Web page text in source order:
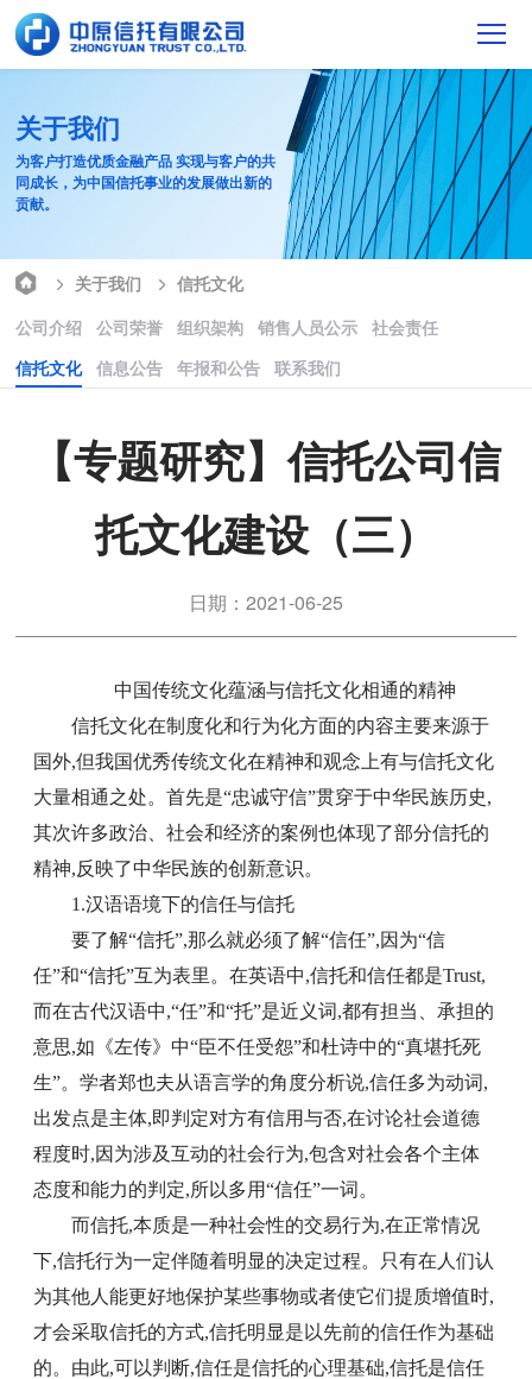
关于我们
为客户打造优质金融产品 实现与客户的共
同成长，为中国信托事业的发展做出新的
贡献。
关于我们
信托文化
公司介绍
公司荣誉 组织架构 销售人员公示
社会责任
信托文化 信息公告 年报和公告 联系我们
【专题研究】信托公司信
托文化建设（三）
日期：2021-06-25
中国传统文化蕴涵与信托文化相通的精神
信托文化在制度化和行为化方面的内容主要来源于
国外,但我国优秀传统文化在精神和观念上有与信托文化
大量相通之处。首先是“忠诚守信”贯穿于中华民族历史,
其次许多政治、社会和经济的案例也体现了部分信托的
精神,反映了中华民族的创新意识。
1.汉语语境下的信任与信托
要了解“信托”,那么就必须了解“信任”,因为“信
任”和“信托”互为表里。在英语中,信托和信任都是Trust,
而在古代汉语中,“任”和“托”是近义词,都有担当、承担的
意思,如《左传》中“臣不任受怨”和杜诗中的“真堪托死
生”。学者郑也夫从语言学的角度分析说,信任多为动词,
出发点是主体,即判定对方有信用与否,在讨论社会道德
程度时,因为涉及互动的社会行为,包含对社会各个主体
态度和能力的判定,所以多用“信任”一词。
而信托,本质是一种社会性的交易行为,在正常情况
下,信托行为一定伴随着明显的决定过程。只有在人们认
为其他人能更好地保护某些事物或者使它们提质增值时,
才会采取信托的方式,信托明显是以先前的信任作为基础
的。由此,可以判断,信任是信托的心理基础,信托是信任